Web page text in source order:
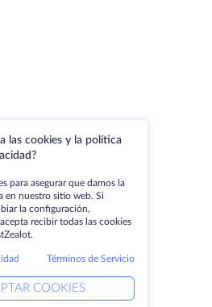
las cookies y la política
para asegurar que damos la
en nuestro sitio web. Si
la configuración,
recibir todas las cookies
Términos de Servicio
COOKIES